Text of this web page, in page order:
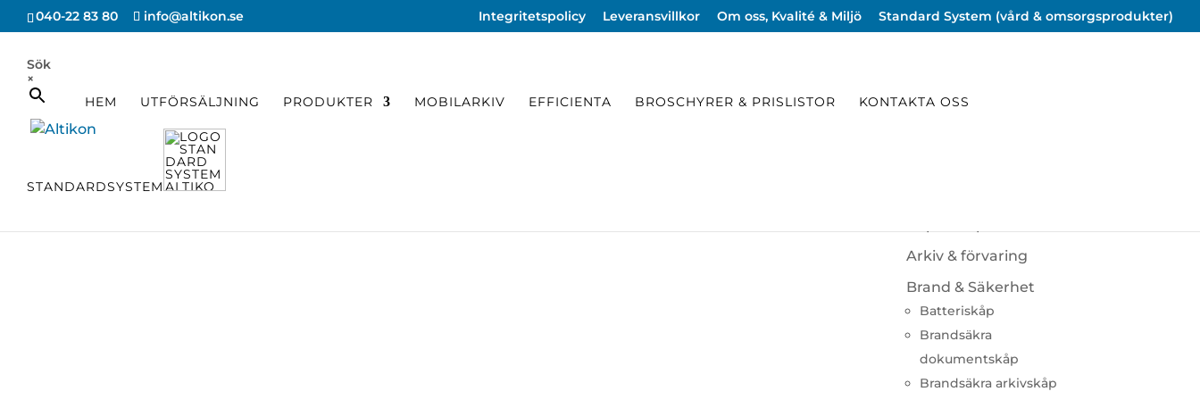
040-22 83 80 info@altikon.se Integritetspolicy Leveransvillkor Om oss, Kvalité & Miljö Standard System (vård & omsorgsprodukter)
Sök
×
HEM
UTFÖRSÄLJNING PRODUKTER MOBILARKIV EFFICIENTA BROSCHYRER & PRISLISTOR KONTAKTA OSS
STANDARDSYSTEM
/Brand & Säkerhet
Laptopskåp/ Hyllplan till laptopskåp
Arkiv & förvaring
Brand & Säkerhet
Batteriskåp
Brandsäkra
dokumentskåp
Brandsäkra arkivskåp